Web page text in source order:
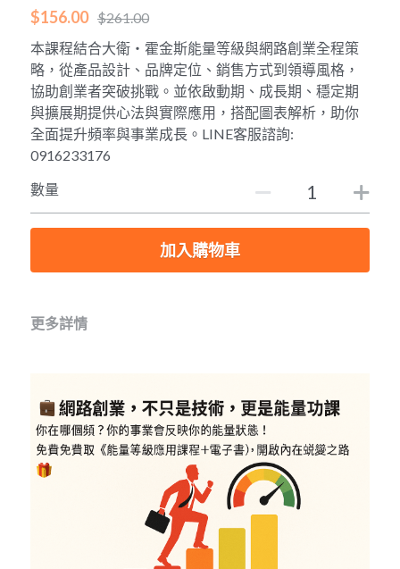
$156.00 $261.00
本課程結合大衛・霍金斯能量等級與網路創業全程策
略，從產品設計、品牌定位、銷售方式到領導風格，
協助創業者突破挑戰。並依啟動期、成長期、穩定期
與擴展期提供心法與實際應用，搭配圖表解析，助你
全面提升頻率與事業成長。LINE客服諮詢:
0916233176
數量
加入購物車
更多詳情